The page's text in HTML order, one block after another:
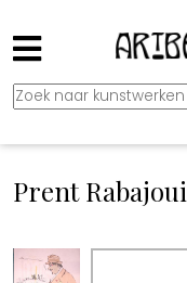
Prent Rabajoui